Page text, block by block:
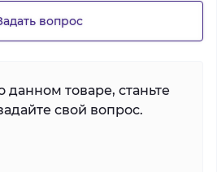
вопрос
данном товаре, станьте
свой вопрос.